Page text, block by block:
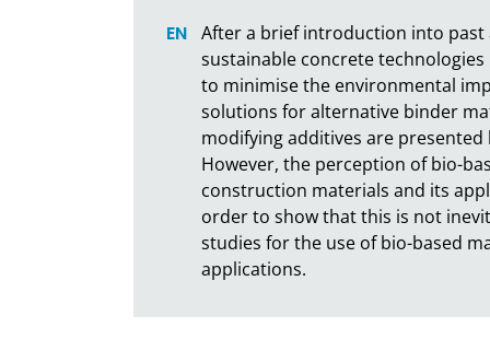
After a brief introduction into
sustainable concrete
to minimise the environmental
solutions for alternative binder
modifying additives are
However, the perception of bio-
construction materials and its
order to show that this is not
studies for the use of bio-based
applications.